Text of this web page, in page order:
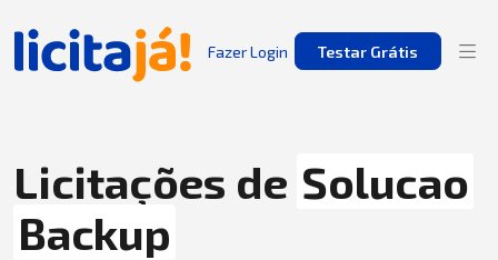
Fazer Login Testar Grátis
Licitações de Solucao
Backup